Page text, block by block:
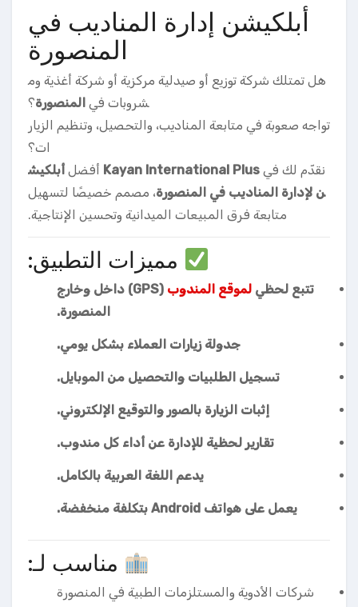
أبلكيشن إدارة المناديب في
المنصورة
هل تمتلك شركة توزيع أو صيدلية مركزية أو شركة أغذية وم
شروبات في المنصورة؟
تواجه صعوبة في متابعة المناديب، والتحصيل، وتنظيم الزيار
ات؟
نقدّم لك في Kayan International Plus أفضل أبلكيش
ن لإدارة المناديب في المنصورة، مصمم خصيصًا لتسهيل
متابعة فرق المبيعات الميدانية وتحسين الإنتاجية.
مميزات التطبيق:
تتبع لحظي لموقع المندوب
(GPS) داخل وخارج
المنصورة.
جدولة زيارات العملاء بشكل يومي.
تسجيل الطلبيات والتحصيل من الموبايل.
إثبات الزيارة بالصور والتوقيع الإلكتروني.
تقارير لحظية للإدارة عن أداء كل مندوب.
يدعم اللغة العربية بالكامل.
يعمل على هواتف Android بتكلفة منخفضة.
مناسب لـ:
شركات الأدوية والمستلزمات الطبية في المنصورة